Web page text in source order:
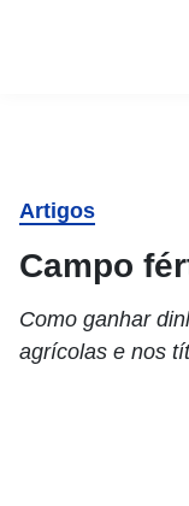
Artigos
Campo
Como ganhar
agrícolas e nos